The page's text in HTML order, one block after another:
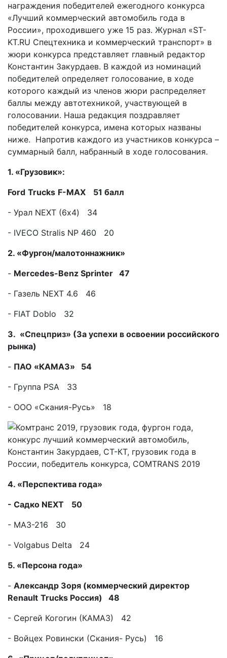
награждения победителей ежегодного конкурса
«Лучший коммерческий автомобиль года в
России», проходившего уже 15 раз. Журнал «ST-
KT.RU Спецтехника и коммерческий транспорт» в
жюри конкурса представляет главный редактор
Константин Закурдаев. В каждой из номинаций
победителей определяет голосование, в ходе
которого каждый из членов жюри распределяет
баллы между автотехникой, участвующей в
голосовании. Наша редакция поздравляет
победителей конкурса, имена которых названы
ниже. Напротив каждого из участников конкурса –
суммарный балл, набранный в ходе голосования.
1. «Грузовик»:
Ford Trucks F-MAX
51 балл
- Урал NEXT (6х4) 34
- IVECO Stralis NP 460 20
2. «Фургон/малотоннажник»
- Mercedes-Benz Sprinter 47
- Газель NEXT 4.6 46
- FIAT Doblo 32
3. «Спецприз» (За успехи в освоении российского
рынка)
- ПАО «КАМАЗ» 54
- Группа PSA 33
- ООО «Скания-Русь» 18
4. «Перспектива года»
- Садко NEXT
50
- МАЗ-216 30
- Volgabus Delta 24
5. «Персона года»
- Александр Зоря (коммерческий директор
Renault Trucks Россия) 48
- Cергей Когогин (КАМАЗ) 42
- Войцех Ровински (Скания- Русь) 16